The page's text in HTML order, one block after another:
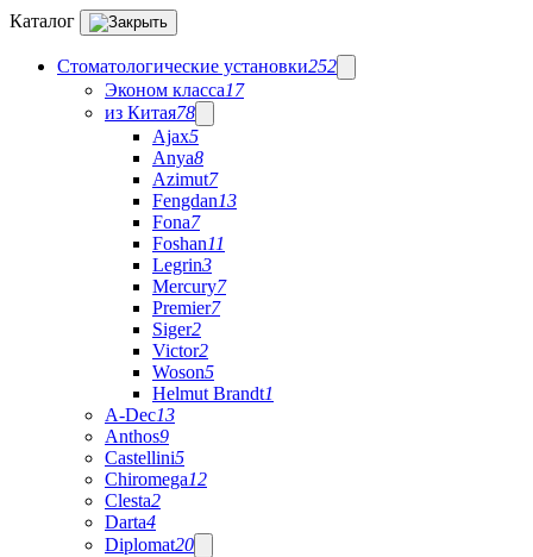
Каталог
Стоматологические установки252
Эконом класса17
из Китая78
Ajax5
Anya8
Azimut7
Fengdan13
Fona7
Foshan11
Legrin3
Mercury7
Premier7
Siger2
Victor2
Woson5
Helmut Brandt1
A-Dec13
Anthos9
Castellini5
Chiromega12
Clesta2
Darta4
Diplomat20